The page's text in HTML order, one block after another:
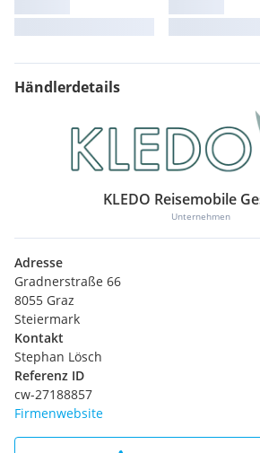
Händlerdetails
KLEDO Reisemobile
Unternehmen
Adresse
Gradnerstraße 66
8055 Graz
Steiermark
Kontakt
Stephan Lösch
Referenz ID
cw-27188857
Firmenwebsite